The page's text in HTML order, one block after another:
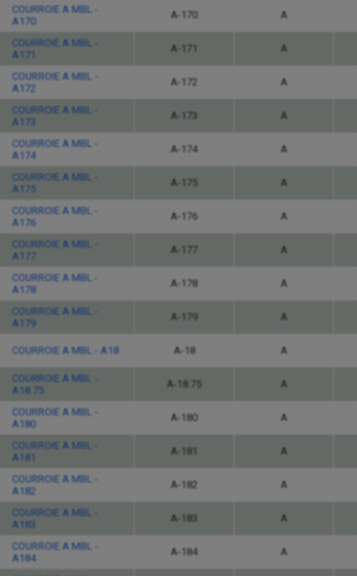
COURROIE A MBL -
A170
A-170 A
COURROIE A MBL -
A171
A-171 A
COURROIE A MBL -
A172
A-172 A
COURROIE A MBL -
A173
A-173 A
COURROIE A MBL -
A174
A-174 A
COURROIE A MBL -
A175
A-175 A
COURROIE A MBL -
A176
A-176 A
COURROIE A MBL -
A177
A-177 A
COURROIE A MBL -
A178
A-178 A
COURROIE A MBL -
A179
A-179 A
COURROIE A MBL - A18 A-18 A
COURROIE A MBL -
A18.75
A-18.75 A
COURROIE A MBL -
A180
A-180 A
COURROIE A MBL -
A181
A-181 A
COURROIE A MBL -
A182
A-182 A
COURROIE A MBL -
A183
A-183 A
COURROIE A MBL -
A184
A-184 A